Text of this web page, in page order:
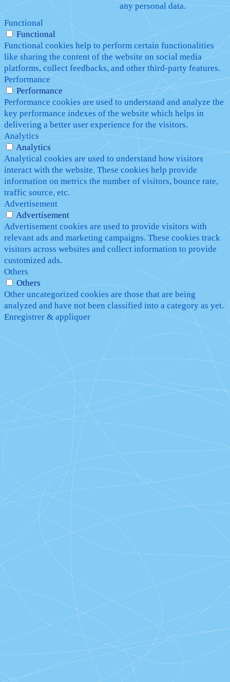
any personal data.
Functional
Functional
Functional cookies help to perform certain functionalities
like sharing the content of the website on social media
platforms, collect feedbacks, and other third-party features.
Performance
Performance
Performance cookies are used to understand and analyze the
key performance indexes of the website which helps in
delivering a better user experience for the visitors.
Analytics
Analytics
Analytical cookies are used to understand how visitors
interact with the website. These cookies help provide
information on metrics the number of visitors, bounce rate,
traffic source, etc.
Advertisement
Advertisement
Advertisement cookies are used to provide visitors with
relevant ads and marketing campaigns. These cookies track
visitors across websites and collect information to provide
customized ads.
Others
Others
Other uncategorized cookies are those that are being
analyzed and have not been classified into a category as yet.
Enregistrer & appliquer